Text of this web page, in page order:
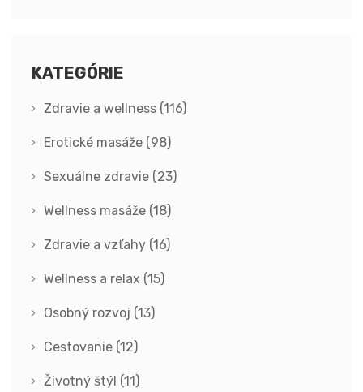
KATEGÓRIE
Zdravie a wellness (116)
Erotické masáže (98)
Sexuálne zdravie (23)
Wellness masáže (18)
Zdravie a vzťahy (16)
Wellness a relax (15)
Osobný rozvoj (13)
Cestovanie (12)
Životný štýl (11)